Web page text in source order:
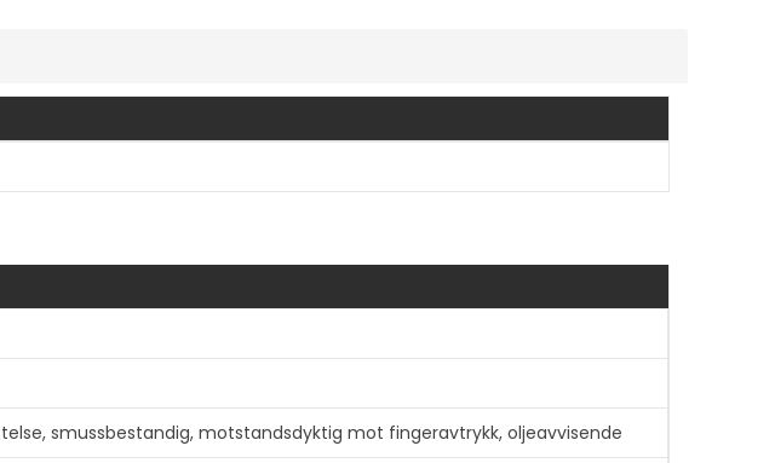
smussbestandig, motstandsdyktig mot fingeravtrykk, oljeavvisende